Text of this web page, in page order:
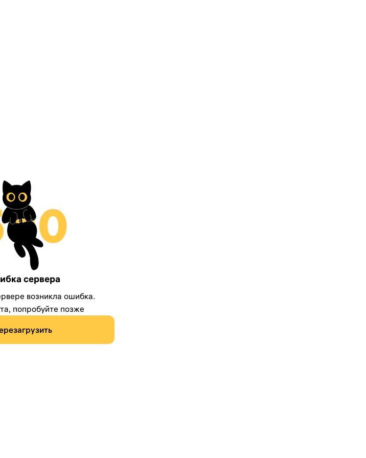
сервера
возникла ошибка.
попробуйте позже